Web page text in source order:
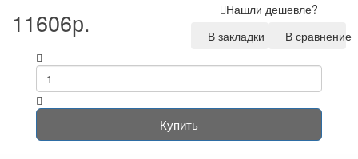
11606р.
Нашли дешевле?
В закладки
В сравнение
Купить